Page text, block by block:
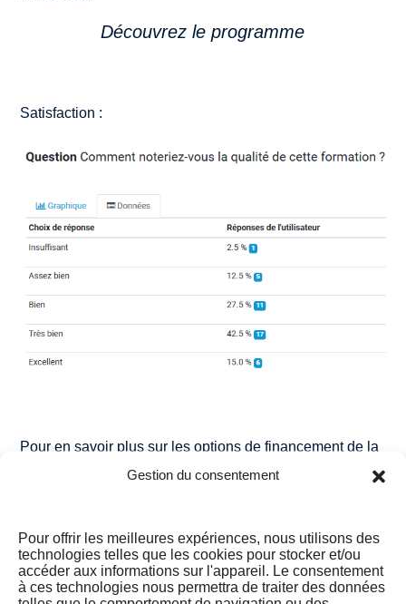
Gestion du consentement
Pour offrir les meilleures expériences, nous utilisons des
technologies telles que les cookies pour stocker et/ou
accéder aux informations sur l'appareil. Le consentement
à ces technologies nous permettra de traiter des données
Découvrez le programme
Satisfaction :
Pour en savoir plus sur les options de financement de la
formation, cliquez icilien.
serons ravis de vous aider !